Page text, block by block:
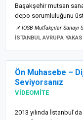
Başakşehir mutsan
depo sorumluluğunu
📌 İOSB Mutfakçılar
İSTANBUL AVRUPA
Ön Muhasebe –
Seviyorsanız
VİDEOMİTE
2013 yılında